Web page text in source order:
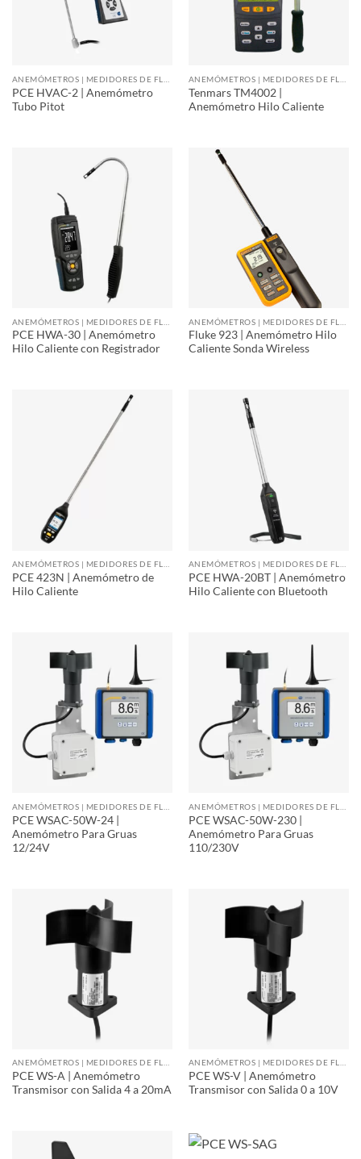
PCE HVAC-2 | Anemómetro
Tubo Pitot
Tenmars TM4002 |
Anemómetro Hilo Caliente
PCE HWA-30 | Anemómetro
Hilo Caliente con Registrador
Fluke 923 | Anemómetro Hilo
Caliente Sonda Wireless
PCE 423N | Anemómetro de
Hilo Caliente
PCE HWA-20BT | Anemómetro
Hilo Caliente con Bluetooth
PCE WSAC-50W-24 |
Anemómetro Para Gruas
12/24V
PCE WSAC-50W-230 |
Anemómetro Para Gruas
110/230V
ANEMÓMETROS | MEDIDORES DE FLUJO DE AIRE
PCE WS-A | Anemómetro
Transmisor con Salida 4 a 20mA
ANEMÓMETROS | MEDIDORES DE FLUJO DE AIRE
PCE WS-V | Anemómetro
Transmisor con Salida 0 a 10V